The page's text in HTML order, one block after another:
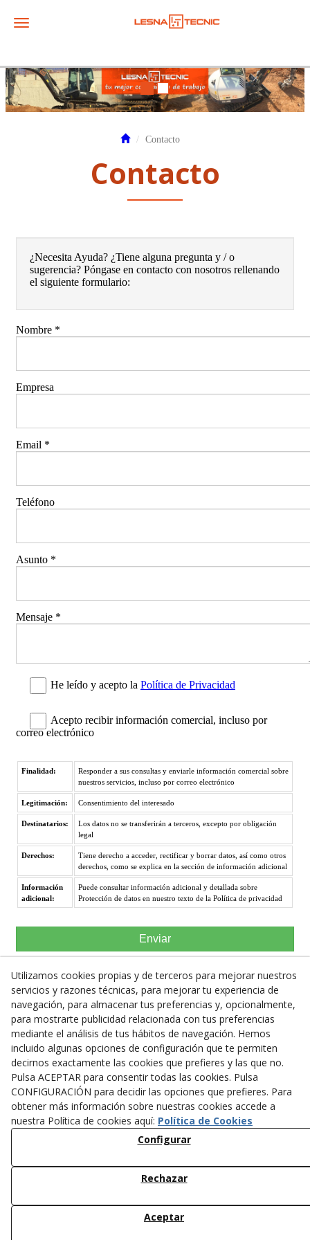
Toggle navigation
Contacto
Contacto
¿Necesita Ayuda? ¿Tiene alguna pregunta y / o
sugerencia? Póngase en contacto con nosotros rellenando
el siguiente formulario:
Nombre *
Empresa
Email *
Teléfono
Asunto *
Mensaje *
He leído y acepto la Política de Privacidad
Acepto recibir información comercial, incluso por
correo electrónico
Finalidad:
Responder a sus consultas y enviarle información comercial sobre
nuestros servicios, incluso por correo electrónico
Legitimación: Consentimiento del interesado
Destinatarios:
Los datos no se transferirán a terceros, excepto por obligación
legal
Derechos:
Tiene derecho a acceder, rectificar y borrar datos, así como otros
derechos, como se explica en la sección de información adicional
Información
adicional:
Puede consultar información adicional y detallada sobre
Protección de datos en nuestro texto de la Política de privacidad
Enviar
Trabajos Obra Pública y Privada |
Lesna Tècnic SL
C/ Santa Rosa, 37
08290 Cerdanyola del Vallès (Barcelona )España
622 049 070
info@lesnatecnic.com
Política Privacidad
reservados.
Utilizamos cookies propias y de terceros para mejorar nuestros
servicios y razones técnicas, para mejorar tu experiencia de
navegación, para almacenar tus preferencias y, opcionalmente,
para mostrarte publicidad relacionada con tus preferencias
mediante el análisis de tus hábitos de navegación. Hemos
incluido algunas opciones de configuración que te permiten
decirnos exactamente las cookies que prefieres y las que no.
Pulsa ACEPTAR para consentir todas las cookies. Pulsa
CONFIGURACIÓN para decidir las opciones que prefieres. Para
obtener más información sobre nuestras cookies accede a
nuestra Política de cookies aquí: Política de Cookies
Configurar
Rechazar
Aceptar